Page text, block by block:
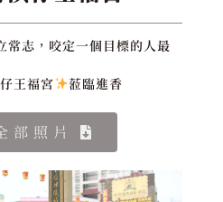
常志，咬定一個目標的人最
王福宮 蒞臨進香
部照片